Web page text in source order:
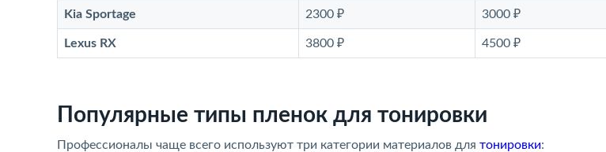
Kia Sportage 2300 ₽ 3000 ₽
Lexus RX 3800 ₽ 4500 ₽
Популярные типы пленок для тонировки
Профессионалы чаще всего используют три категории материалов для тонировки: